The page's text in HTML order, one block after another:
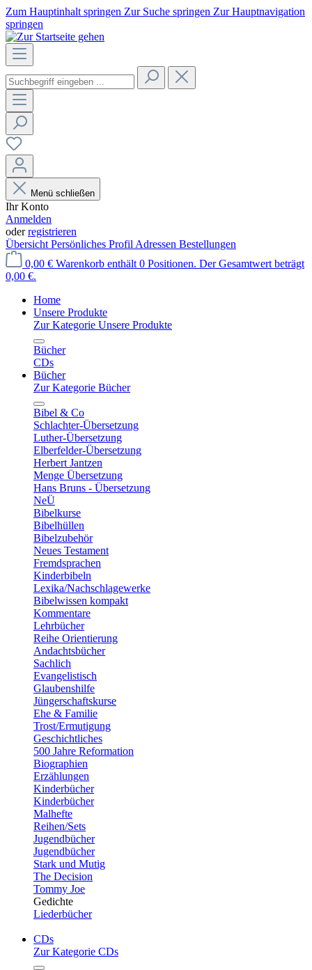
Zum Hauptinhalt springen Zur Suche springen Zur Hauptnavigation
springen
Menü schließen
Ihr Konto
Anmelden
oderregistrieren
Übersicht Persönliches Profil Adressen Bestellungen
0,00 € Warenkorb enthält 0 Positionen. Der Gesamtwert beträgt
0,00 €.
Home
Unsere Produkte
Zur Kategorie Unsere Produkte
Bücher
CDs
Bücher
Zur Kategorie Bücher
Bibel & Co
Schlachter-Übersetzung
Luther-Übersetzung
Elberfelder-Übersetzung
Herbert Jantzen
Menge Übersetzung
Hans Bruns - Übersetzung
NeÜ
Bibelkurse
Bibelhüllen
Bibelzubehör
Neues Testament
Fremdsprachen
Kinderbibeln
Lexika/Nachschlagewerke
Bibelwissen kompakt
Kommentare
Lehrbücher
Reihe Orientierung
Andachtsbücher
Sachlich
Evangelistisch
Glaubenshilfe
Jüngerschaftskurse
Ehe & Familie
Trost/Ermutigung
Geschichtliches
500 Jahre Reformation
Biographien
Erzählungen
Kinderbücher
Kinderbücher
Malhefte
Reihen/Sets
Jugendbücher
Jugendbücher
Stark und Mutig
The Decision
Tommy Joe
Gedichte
Liederbücher
CDs
Zur Kategorie CDs